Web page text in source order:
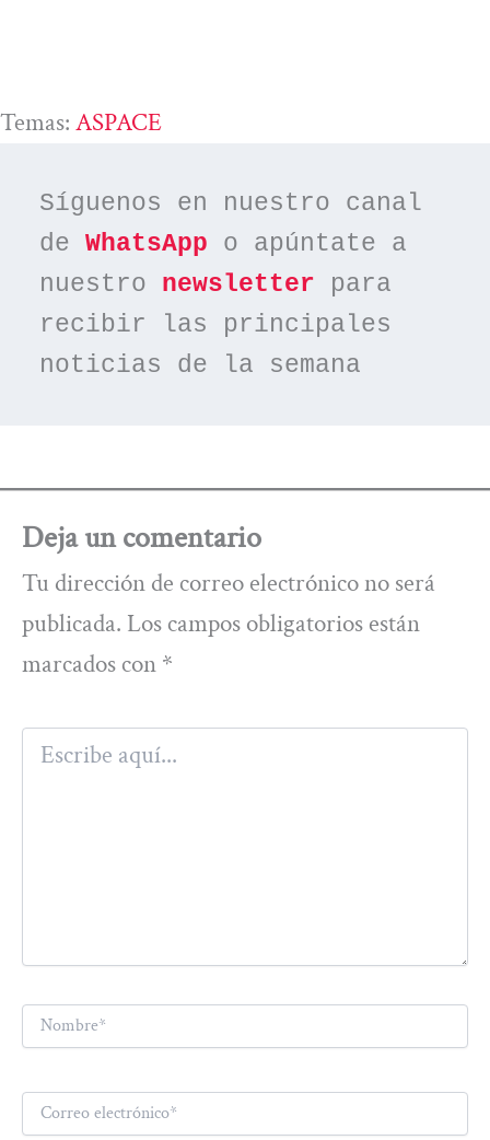
Temas: ASPACE
Síguenos en nuestro canal
de WhatsApp o apúntate a
nuestro newsletter para
recibir las principales
noticias de la semana
Deja un comentario
Tu dirección de correo electrónico no será
publicada. Los campos obligatorios están
marcados con *
aquí...
Nombre*
Correo
electrónico*